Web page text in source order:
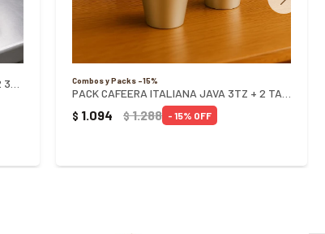
Combos y Packs -15%
$ 1.094 $1.288 15